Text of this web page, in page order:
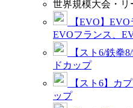
世界規模大会・リ
【EVO】EVO
EVOフランス、
【スト6/鉄拳
ドカップ
【スト6】カ
ップ